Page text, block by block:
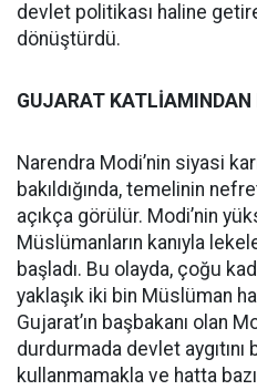
devlet politikası haline
dönüştürdü.
GUJARAT
Narendra Modi’nin siyasi
bakıldığında, temelinin
açıkça görülür. Modi’nin
Müslümanların kanıyla
başladı. Bu olayda, çoğu
yaklaşık iki bin Müslüman
Gujarat’ın başbakanı olan
durdurmada devlet aygıtını
kullanmamakla ve hatta